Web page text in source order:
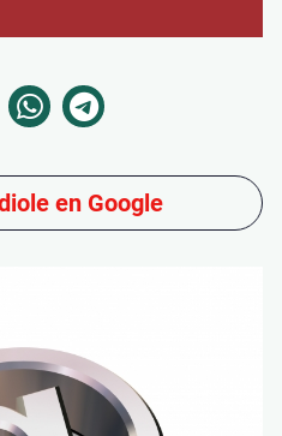
en Google